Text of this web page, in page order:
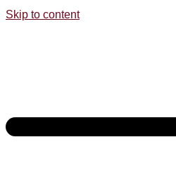
Skip to content